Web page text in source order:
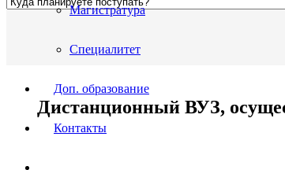
Магистратура
Специалитет
Доп. образование
Контакты
Дистанционный ВУЗ,